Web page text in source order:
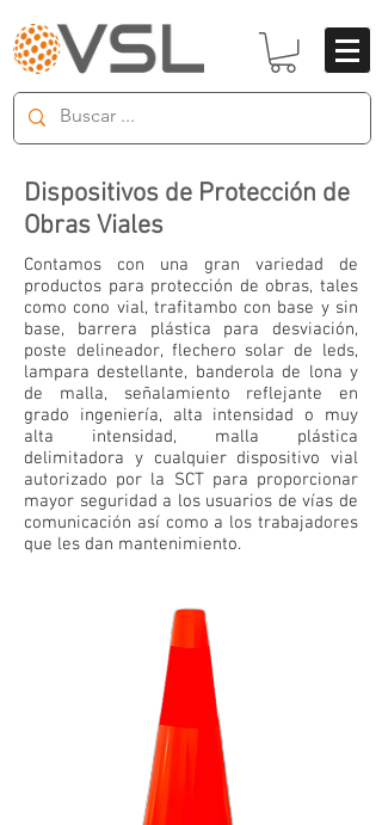
Dispositivos de Protección de
Obras Viales
Contamos con una gran variedad de
productos para protección de obras, tales
como cono vial, trafitambo con base y sin
base, barrera plástica para desviación,
poste delineador, flechero solar de leds,
lampara destellante, banderola de lona y
de malla, señalamiento reflejante en
grado ingeniería, alta intensidad o muy
alta intensidad, malla plástica
delimitadora y cualquier dispositivo vial
autorizado por la SCT para proporcionar
mayor seguridad a los usuarios de vías de
comunicación así como a los trabajadores
que les dan mantenimiento.